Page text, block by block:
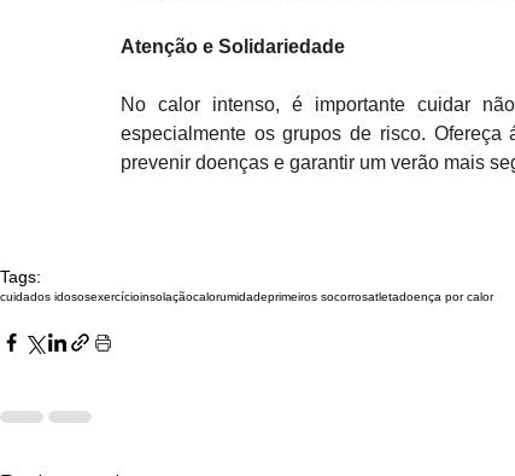
Atenção e Solidariedade
No calor intenso, é importante cuidar
especialmente os grupos de risco.
prevenir doenças e garantir um verão mais
Tags:
cuidados idososexercícioinsolaçãocalorumidadeprimeiros socorrosatletadoença por calor